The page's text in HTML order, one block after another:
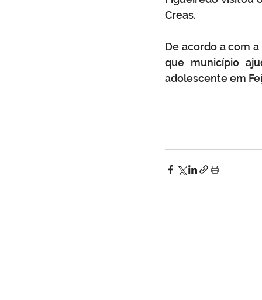
Creas.
De acordo a com
que município
adolescente em